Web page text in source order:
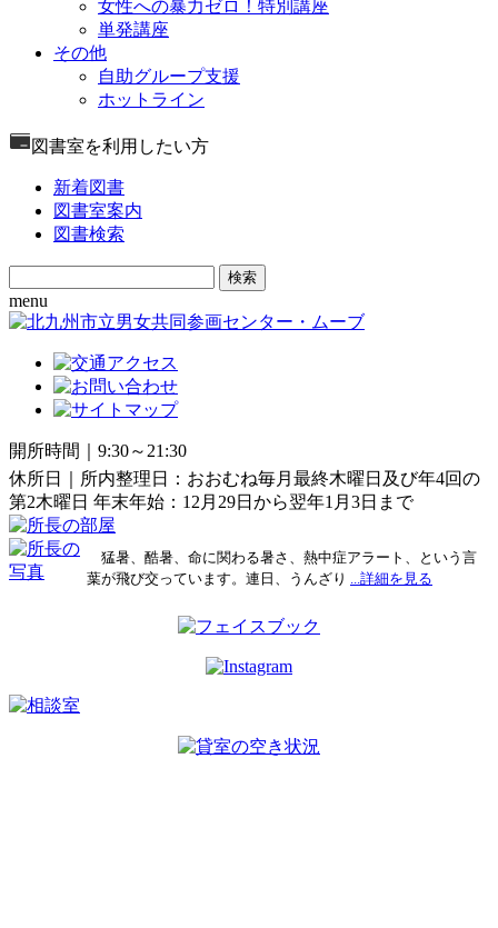
女性への暴力ゼロ！特別講座
単発講座
その他
自助グループ支援
ホットライン
図書室を利用したい方
新着図書
図書室案内
図書検索
Search
for:
menu
開所時間｜9:30～21:30
休所日｜所内整理日：おおむね毎月最終木曜日及び年4回の
第2木曜日 年末年始：12月29日から翌年1月3日まで
猛暑、酷暑、命に関わる暑さ、熱中症アラート、という言
葉が飛び交っています。連日、うんざり ...詳細を見る